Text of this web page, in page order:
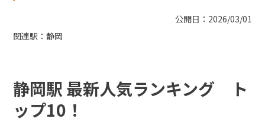
モバイルオーダーサービス
関連駅：静岡
公開日：2026/03/01
静岡駅 最新人気ランキング ト
ップ10！